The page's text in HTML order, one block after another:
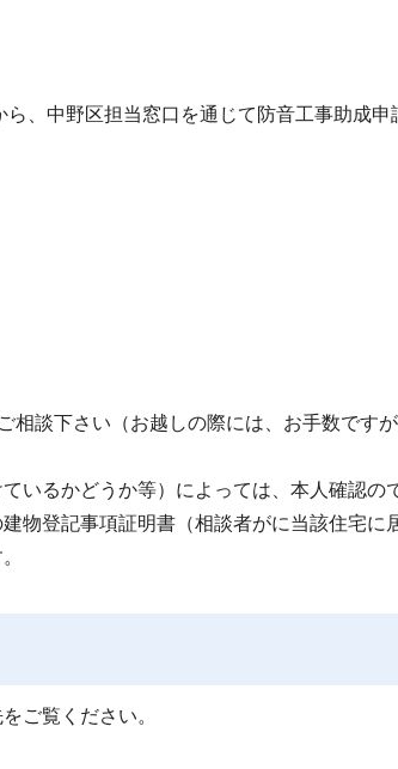
、中野区担当窓口を通じて防音工事助成申
相談下さい（お越しの際には、お手数です
いるかどうか等）によっては、本人確認の
物登記事項証明書（相談者がに当該住宅に
ご覧ください。